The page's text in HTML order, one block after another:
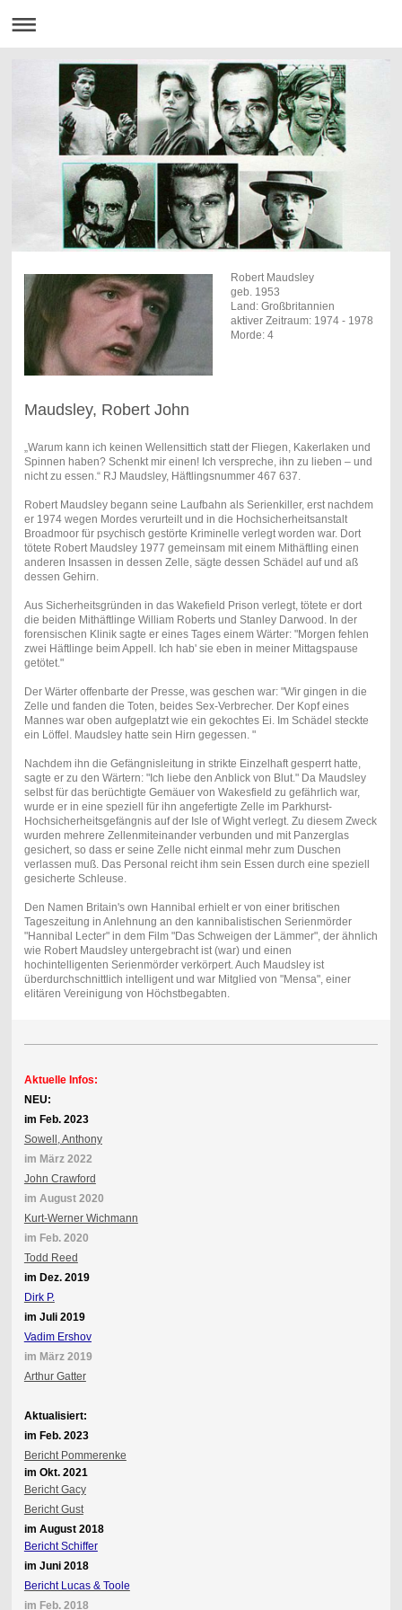
Robert Maudsley
geb. 1953
Land: Großbritannien
aktiver Zeitraum: 1974 - 1978
Morde: 4
Maudsley, Robert John
„Warum kann ich keinen Wellensittich statt der Fliegen, Kakerlaken und
Spinnen haben? Schenkt mir einen! Ich verspreche, ihn zu lieben – und
nicht zu essen.“ RJ Maudsley, Häftlingsnummer 467 637.
Robert Maudsley begann seine Laufbahn als Serienkiller, erst nachdem
er 1974 wegen Mordes verurteilt und in die Hochsicherheitsanstalt
Broadmoor für psychisch gestörte Kriminelle verlegt worden war. Dort
tötete Robert Maudsley 1977 gemeinsam mit einem Mithäftling einen
anderen Insassen in dessen Zelle, sägte dessen Schädel auf und aß
dessen Gehirn.
Aus Sicherheitsgründen in das Wakefield Prison verlegt, tötete er dort
die beiden Mithäftlinge William Roberts und Stanley Darwood. In der
forensischen Klinik sagte er eines Tages einem Wärter: "Morgen fehlen
zwei Häftlinge beim Appell. Ich hab' sie eben in meiner Mittagspause
getötet."
Der Wärter offenbarte der Presse, was geschen war: "Wir gingen in die
Zelle und fanden die Toten, beides Sex-Verbrecher. Der Kopf eines
Mannes war oben aufgeplatzt wie ein gekochtes Ei. Im Schädel steckte
ein Löffel. Maudsley hatte sein Hirn gegessen. "
Nachdem ihn die Gefängnisleitung in strikte Einzelhaft gesperrt hatte,
sagte er zu den Wärtern: "Ich liebe den Anblick von Blut." Da Maudsley
selbst für das berüchtigte Gemäuer von Wakesfield zu gefährlich war,
wurde er in eine speziell für ihn angefertigte Zelle im Parkhurst-
Hochsicherheitsgefängnis auf der Isle of Wight verlegt. Zu diesem Zweck
wurden mehrere Zellenmiteinander verbunden und mit Panzerglas
gesichert, so dass er seine Zelle nicht einmal mehr zum Duschen
verlassen muß. Das Personal reicht ihm sein Essen durch eine speziell
gesicherte Schleuse.
Den Namen Britain's own Hannibal erhielt er von einer britischen
Tageszeitung in Anlehnung an den kannibalistischen Serienmörder
"Hannibal Lecter" in dem Film "Das Schweigen der Lämmer", der ähnlich
wie Robert Maudsley untergebracht ist (war) und einen
hochintelligenten Serienmörder verkörpert. Auch Maudsley ist
überdurchschnittlich intelligent und war Mitglied von "Mensa", einer
elitären Vereinigung von Höchstbegabten.
Aktuelle Infos:
NEU:
im Feb. 2023
Sowell, Anthony
im März 2022
John Crawford
im August 2020
Kurt-Werner Wichmann
im Feb. 2020
Todd Reed
im Dez. 2019
Dirk P.
im Juli 2019
Vadim Ershov
im März 2019
Arthur Gatter
Aktualisiert:
im Feb. 2023
Bericht Pommerenke
im Okt. 2021
Bericht Gacy
Bericht Gust
im August 2018
Bericht Schiffer
im Juni 2018
Bericht Lucas & Toole
im Feb. 2018